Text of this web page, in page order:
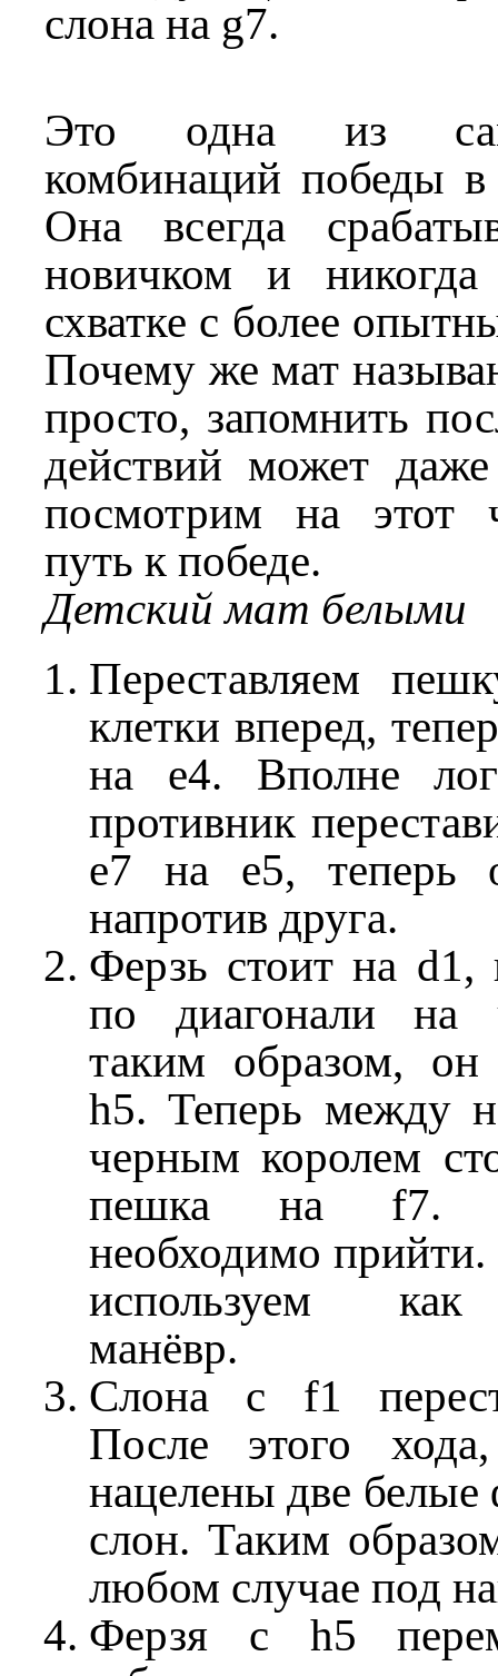
слона на g7.
Это одна из
комбинаций победы
Она всегда
новичком и
схватке с более
Почему же мат
просто, запомнить
действий может
посмотрим на этот
путь к победе.
Детский мат белыми
Переставляем
клетки вперед,
на е4. Вполне
противник
е7 на е5, теперь
напротив друга.
Ферзь стоит на d1,
по диагонали на
таким образом, он
h5. Теперь между
черным королем
пешка на f7.
необходимо
используем
манёвр.
Слона с f1
После этого
нацелены две
слон. Таким
любом случае под
Ферзя с h5